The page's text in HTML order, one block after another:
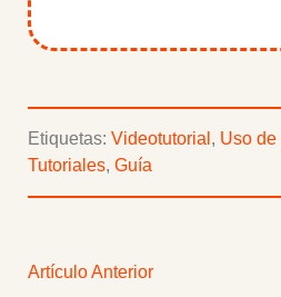
Etiquetas: Videotutorial , Uso de
Tutoriales, Guía
Artículo Anterior